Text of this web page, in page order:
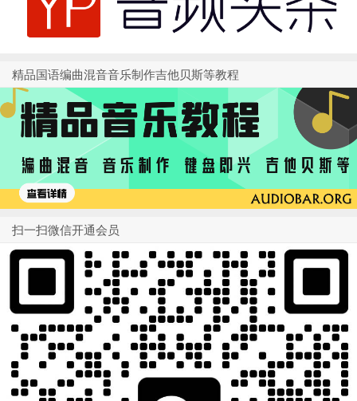
精品国语编曲混音音乐制作吉他贝斯等教程
扫一扫微信开通会员